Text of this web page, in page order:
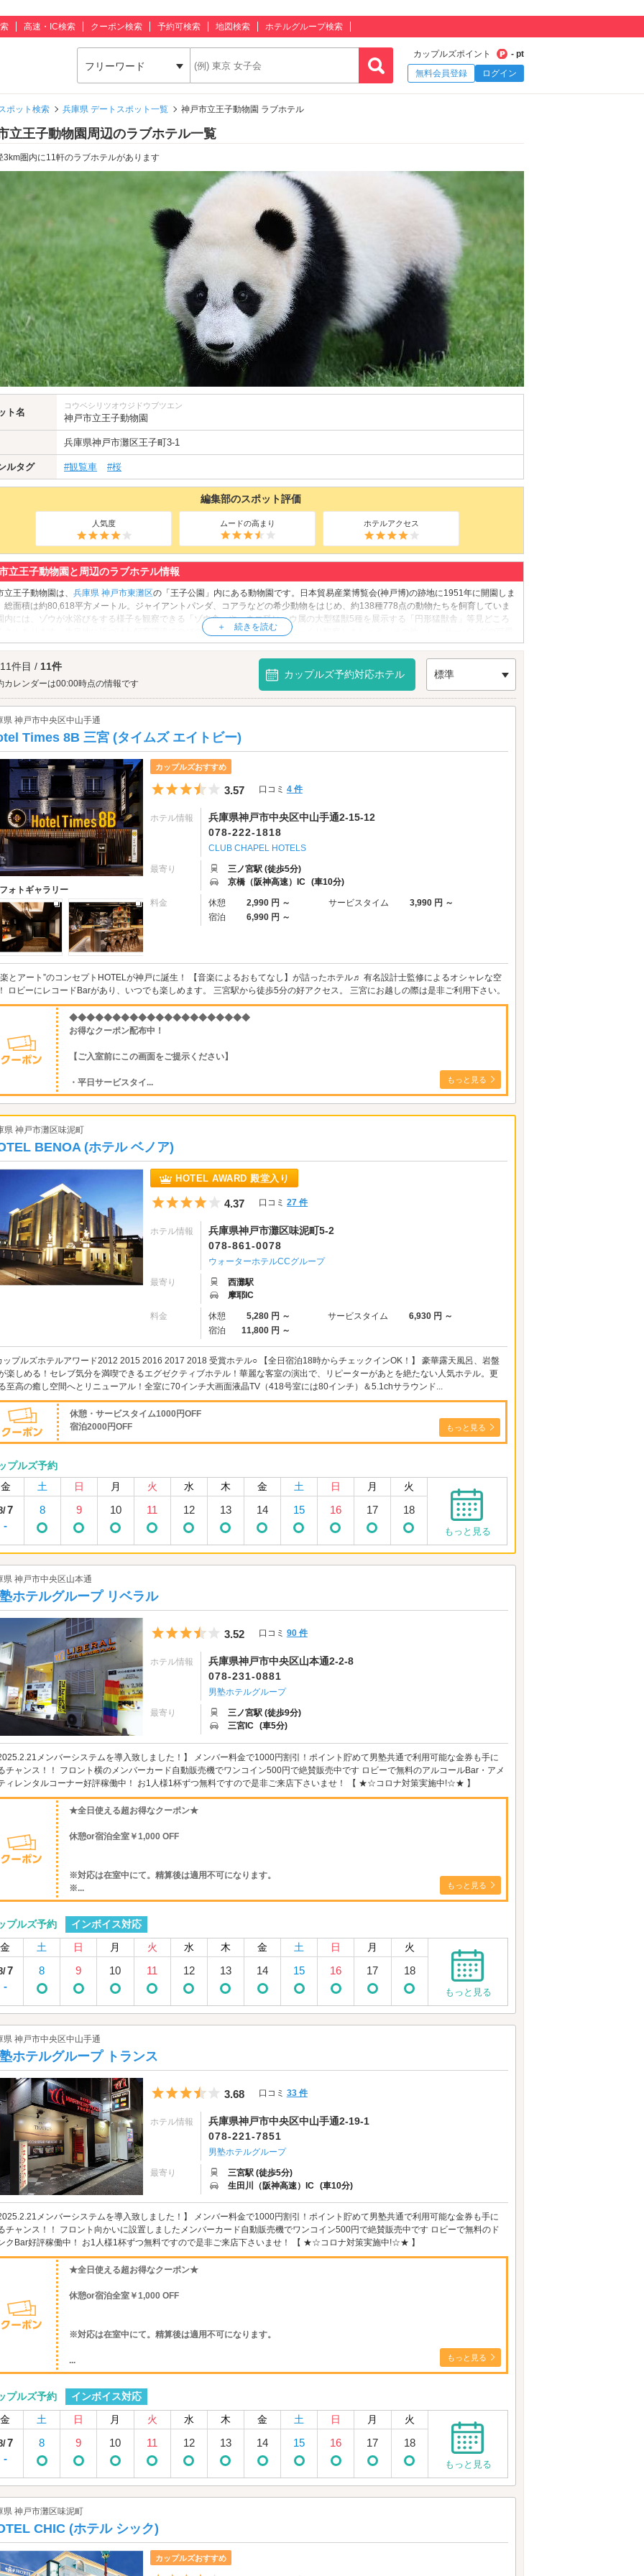
高速・IC検索 クーポン検索 予約可検索 地図検索 ホテルグループ検索
フリーワード
カップルズポイント
- pt
無料会員登録
ログイン
ポット検索 兵庫県 デートスポット一覧 神戸市立王子動物園 ラブホテル
立王子動物園周辺のラブホテル一覧
3km圏内に11軒のラブホテルがあります
ト名
コウベシリツオウジドウブツエン
神戸市立王子動物園
兵庫県神戸市灘区王子町3-1
ルタグ #観覧車 #桜
編集部のスポット評価
人気度 ムードの高まり ホテルアクセス
立王子動物園と周辺のラブホテル情報
立王子動物園は、 兵庫県 神戸市東灘区の「王子公園」内にある動物園です。日本貿易産業博覧会(神戸博)の跡地に1951年に開園しま
総面積は約80,618平方メートル。ジャイアントパンダ、コアラなどの希少動物をはじめ、約138種778点の動物たちを飼育していま
内には、ゾウが水浴びをする様子を観察できる「ゾウ舎」や、ネコ科ヒョウ属の大型猛獣5種を展示する「円形猛獣舎」等見どころ
さんあります。生息地に近づけた飼育環境でのびのびと暮らす動物たちをじっくり観察しましょう。その他、レッサーパンダの可愛
を間近で観察できる「動物とこどもの国エリア」も人気。モフモフ動物に癒されましょう♪
からもアクセスが便利です。
件目 / 11件
レンダーは00:00時点の情報です
カップルズ予約対応ホテル 標準
県 神戸市中央区中山手通
Times 8B 三宮 (タイムズ エイトビー)
フォトギャラリー
カップルズおすすめ
5つ星のうち3.5
3.57 口コミ 4 件
ホテル情報
兵庫県神戸市中央区中山手通2-15-12
078-222-1818
CLUB CHAPEL HOTELS
最寄り
三ノ宮駅 (徒歩5分)
京橋（阪神高速）IC (車10分)
料金 休憩 2,990 円 ～ サービスタイム
3,990 円 ～
宿泊
6,990 円 ～
楽とアート”のコンセプトHOTELが神戸に誕生！ 【音楽によるおもてなし】が詰ったホテル♬ 有名設計士監修によるオシャレな空
ロビーにレコードBarがあり、いつでも楽しめます。 三宮駅から徒歩5分の好アクセス。 三宮にお越しの際は是非ご利用下さい。
◆◆◆◆◆◆◆◆◆◆◆◆◆◆◆◆◆◆◆◆◆
お得なクーポン配布中！
【ご入室前にこの画面をご提示ください】
・平日サービスタイ... もっと見る
県 神戸市灘区味泥町
BENOA (ホテル ベノア)
HOTEL AWARD 殿堂入り
5つ星のうち4
4.37 口コミ27 件
ホテル情報
兵庫県神戸市灘区味泥町5-2
078-861-0078
ウォーターホテルCCグループ
最寄り
西灘駅
摩耶IC
料金 休憩 5,280 円 ～ サービスタイム
6,930 円 ～
宿泊
11,800 円 ～
ップルズホテルアワード2012 2015 2016 2017 2018 受賞ホテル○ 【全日宿泊18時からチェックインOK！】 豪華露天風呂、岩盤
楽しめる！セレブ気分を満喫できるエグゼクティブホテル！華麗な客室の演出で、リピーターがあとを絶たない人気ホテル。更
至高の癒し空間へとリニューアル！全室に70インチ大画面液晶TV（418号室には80インチ）＆5.1chサラウンド...
休憩・サービスタイム1000円OFF
宿泊2000円OFF
もっと見る
プルズ予約
金
土 日 月 火 水 木 金 土 日 月 火
7
-
8 9 10 11 12 13 14 15 16 17 18
もっと見る
県 神戸市中央区山本通
ホテルグループ リベラル
5つ星のうち3.5
3.52 口コミ 90 件
ホテル情報
兵庫県神戸市中央区山本通2-2-8
078-231-0881
男塾ホテルグループ
最寄り
三ノ宮駅 (徒歩9分)
三宮IC (車5分)
2025.2.21メンバーシステムを導入致しました！】 メンバー料金で1000円割引！ポイント貯めて男塾共通で利用可能な金券も手に
チャンス！！ フロント横のメンバーカード自動販売機でワンコイン500円で絶賛販売中です ロビーで無料のアルコールBar・アメ
ィレンタルコーナー好評稼働中！ お1人様1杯ずつ無料ですので是非ご来店下さいませ！ 【 ★☆コロナ対策実施中!☆★ 】
★全日使える超お得なクーポン★
休憩or宿泊全室￥1,000 OFF
※対応は在室中にて。精算後は適用不可になります。
※...
もっと見る
プルズ予約
インボイス対応
金
土 日 月 火 水 木 金 土 日 月 火
7
-
8 9 10 11 12 13 14 15 16 17 18
もっと見る
県 神戸市中央区中山手通
ホテルグループ トランス
5つ星のうち3.5
3.68 口コミ 33 件
ホテル情報
兵庫県神戸市中央区中山手通2-19-1
078-221-7851
男塾ホテルグループ
最寄り
三宮駅 (徒歩5分)
生田川（阪神高速）IC (車10分)
2025.2.21メンバーシステムを導入致しました！】 メンバー料金で1000円割引！ポイント貯めて男塾共通で利用可能な金券も手に
チャンス！！ フロント向かいに設置しましたメンバーカード自動販売機でワンコイン500円で絶賛販売中です ロビーで無料のド
クBar好評稼働中！ お1人様1杯ずつ無料ですので是非ご来店下さいませ！ 【 ★☆コロナ対策実施中!☆★ 】
★全日使える超お得なクーポン★
休憩or宿泊全室￥1,000 OFF
※対応は在室中にて。精算後は適用不可になります。
... もっと見る
プルズ予約
インボイス対応
金
土 日 月 火 水 木 金 土 日 月 火
7
-
8 9 10 11 12 13 14 15 16 17 18
もっと見る
県 神戸市灘区味泥町
CHIC (ホテル シック)
カップルズおすすめ